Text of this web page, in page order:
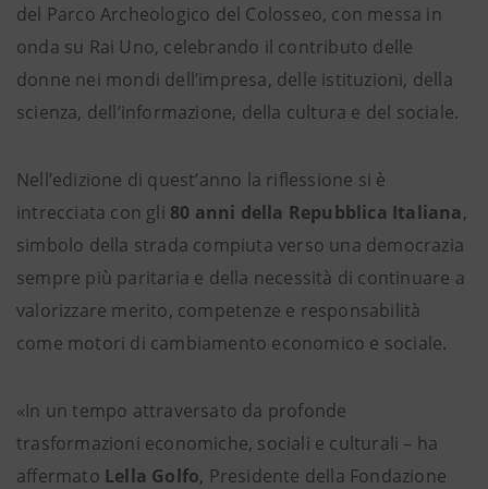
del Parco Archeologico del Colosseo, con messa in
onda su Rai Uno, celebrando il contributo delle
donne nei mondi dell’impresa, delle istituzioni, della
scienza, dell’informazione, della cultura e del sociale.
Nell’edizione di quest’anno la riflessione si è
intrecciata con gli 80 anni della Repubblica Italiana,
simbolo della strada compiuta verso una democrazia
sempre più paritaria e della necessità di continuare a
valorizzare merito, competenze e responsabilità
come motori di cambiamento economico e sociale.
«In un tempo attraversato da profonde
trasformazioni economiche, sociali e culturali – ha
affermato Lella Golfo, Presidente della Fondazione